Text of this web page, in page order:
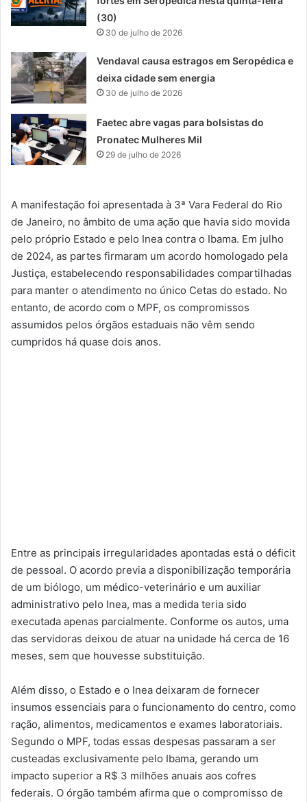
(30)
30 de julho de 2026
Vendaval causa estragos em Seropédica e
deixa cidade sem energia
30 de julho de 2026
Faetec abre vagas para bolsistas do
Pronatec Mulheres Mil
29 de julho de 2026
A manifestação foi apresentada à 3ª Vara Federal do Rio
de Janeiro, no âmbito de uma ação que havia sido movida
pelo próprio Estado e pelo Inea contra o Ibama. Em julho
de 2024, as partes firmaram um acordo homologado pela
Justiça, estabelecendo responsabilidades compartilhadas
para manter o atendimento no único Cetas do estado. No
entanto, de acordo com o MPF, os compromissos
assumidos pelos órgãos estaduais não vêm sendo
cumpridos há quase dois anos.
Entre as principais irregularidades apontadas está o déficit
de pessoal. O acordo previa a disponibilização temporária
de um biólogo, um médico-veterinário e um auxiliar
administrativo pelo Inea, mas a medida teria sido
executada apenas parcialmente. Conforme os autos, uma
das servidoras deixou de atuar na unidade há cerca de 16
meses, sem que houvesse substituição.
Além disso, o Estado e o Inea deixaram de fornecer
insumos essenciais para o funcionamento do centro, como
ração, alimentos, medicamentos e exames laboratoriais.
Segundo o MPF, todas essas despesas passaram a ser
custeadas exclusivamente pelo Ibama, gerando um
impacto superior a R$ 3 milhões anuais aos cofres
federais. O órgão também afirma que o compromisso de